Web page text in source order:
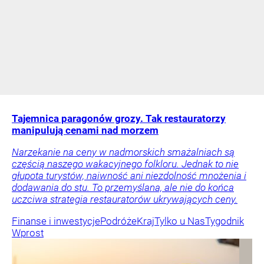
Tajemnica paragonów grozy. Tak restauratorzy
manipulują cenami nad morzem
Narzekanie na ceny w nadmorskich smażalniach są
częścią naszego wakacyjnego folkloru. Jednak to nie
głupota turystów, naiwność ani niezdolność mnożenia i
dodawania do stu. To przemyślana, ale nie do końca
uczciwa strategia restauratorów ukrywających ceny.
Finanse i inwestycjePodróżeKrajTylko u NasTygodnik
Wprost